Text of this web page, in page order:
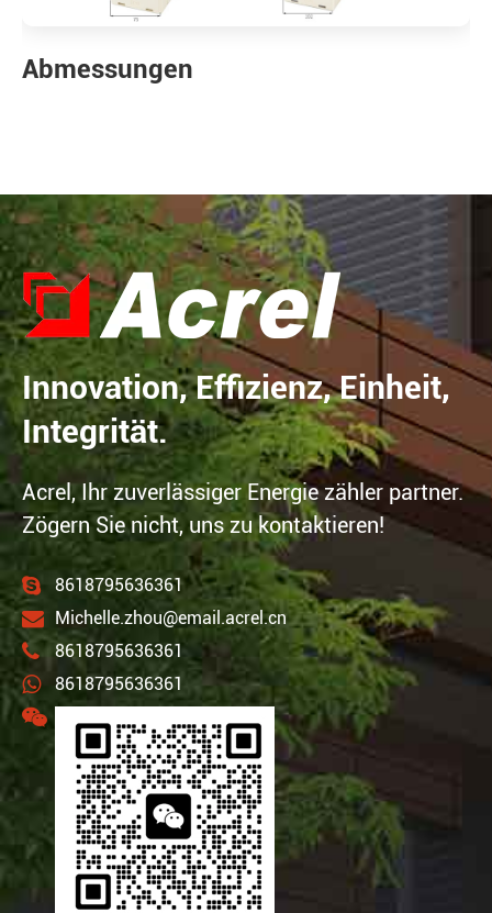
Abmessungen
Innovation, Effizienz, Einheit,
Integrität.
Acrel, Ihr zuverlässiger Energie zähler partner.
Zögern Sie nicht, uns zu kontaktieren!
8618795636361
Michelle.zhou@email.acrel.cn
8618795636361
8618795636361